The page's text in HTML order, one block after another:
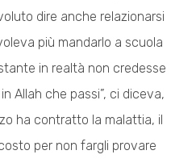
dire anche relazionarsi
più mandarlo a scuola
in realtà non credesse
Allah che passi”, ci diceva,
ha contratto la malattia, il
per non fargli provare